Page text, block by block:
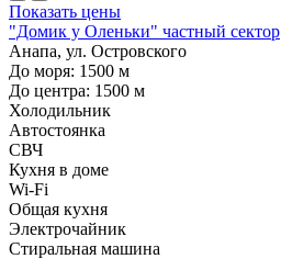
Показать цены
"Домик у Оленьки" частный сектор
Анапа, ул. Островского
До моря: 1500 м
До центра: 1500 м
Холодильник
Автостоянка
СВЧ
Кухня в доме
Wi-Fi
Общая кухня
Электрочайник
Стиральная машина